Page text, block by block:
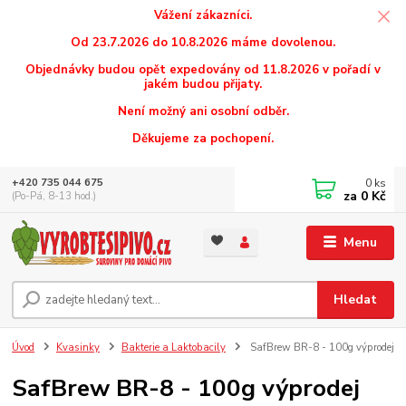
Vážení zákazníci.
Od 23.7.2026 do 10.8.2026 máme dovolenou.
Objednávky budou opět expedovány od 11.8.2026 v pořadí v
jakém budou přijaty.
Není možný ani osobní odběr.
Děkujeme za pochopení.
Menu
Hledat
+420 735 044 675
(Po-Pá, 8-13 hod.)
0 ks
za 0 Kč
Úvod Kvasinky Bakterie a Laktobacily SafBrew BR-8 - 100g výprodej
SafBrew BR-8 - 100g výprodej